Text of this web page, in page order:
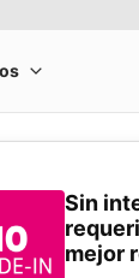
Sin
mejor